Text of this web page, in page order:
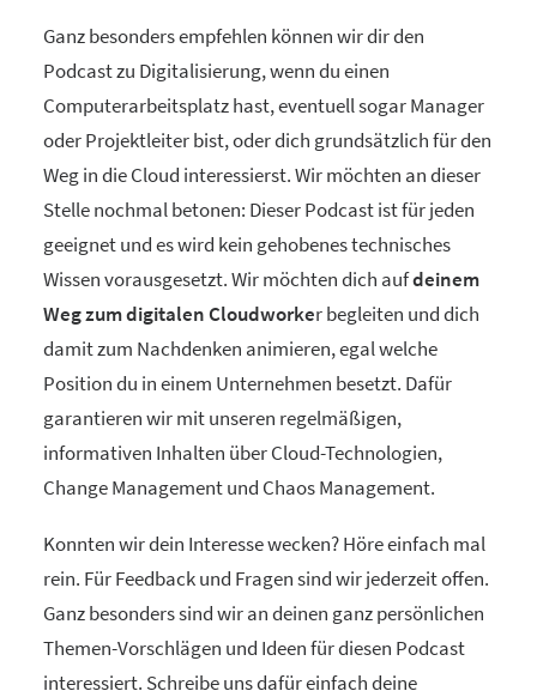
Ganz besonders empfehlen können wir dir den
Podcast zu Digitalisierung, wenn du einen
Computerarbeitsplatz hast, eventuell sogar Manager
oder Projektleiter bist, oder dich grundsätzlich für den
Weg in die Cloud interessierst. Wir möchten an dieser
Stelle nochmal betonen: Dieser Podcast ist für jeden
geeignet und es wird kein gehobenes technisches
Wissen vorausgesetzt. Wir möchten dich aufdeinem
Weg zum digitalen Cloudworker begleiten und dich
damit zum Nachdenken animieren, egal welche
Position du in einem Unternehmen besetzt. Dafür
garantieren wir mit unseren regelmäßigen,
informativen Inhalten über Cloud-Technologien,
Change Management und Chaos Management.
Konnten wir dein Interesse wecken? Höre einfach mal
rein. Für Feedback und Fragen sind wir jederzeit offen.
Ganz besonders sind wir an deinen ganz persönlichen
Themen-Vorschlägen und Ideen für diesen Podcast
interessiert. Schreibe uns dafür einfach deine